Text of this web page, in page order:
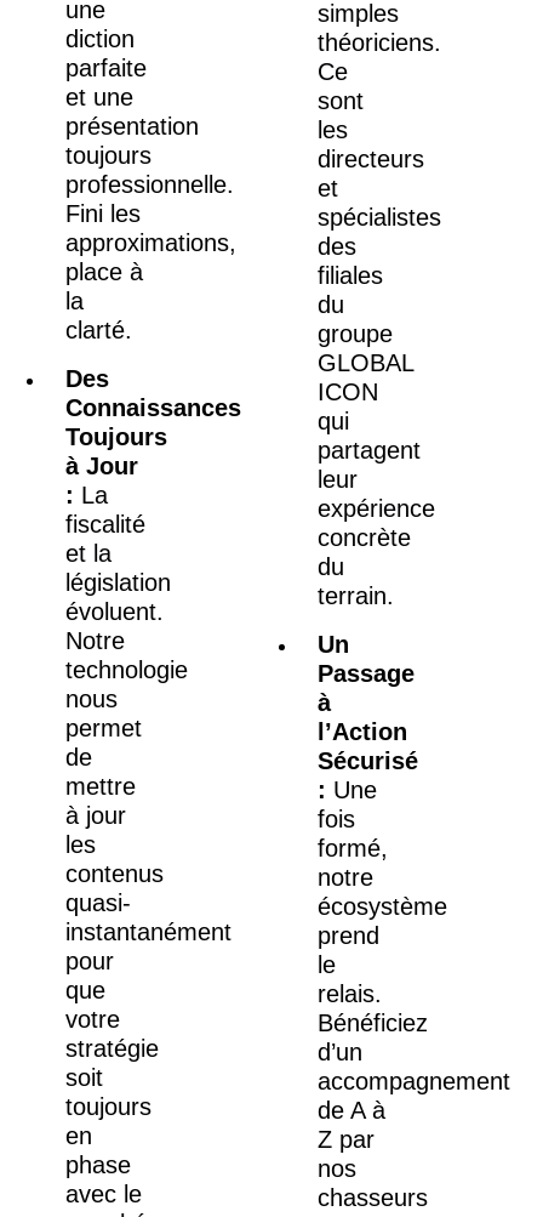
une
diction
parfaite
et une
présentation
toujours
professionnelle.
Fini les
approximations,
place à
la
clarté.
Des
Connaissances
Toujours
à Jour
: La
fiscalité
et la
législation
évoluent.
Notre
technologie
nous
permet
de
mettre
à jour
les
contenus
quasi-
instantanément
pour
que
votre
stratégie
soit
toujours
en
phase
avec le
simples
théoriciens.
Ce
sont
les
directeurs
et
spécialistes
des
filiales
du
groupe
GLOBAL
ICON
qui
partagent
leur
expérience
concrète
du
terrain.
Un
Passage
à
l’Action
Sécurisé
: Une
fois
formé,
notre
écosystème
prend
le
relais.
Bénéficiez
d’un
accompagnement
de A à
Z par
nos
chasseurs